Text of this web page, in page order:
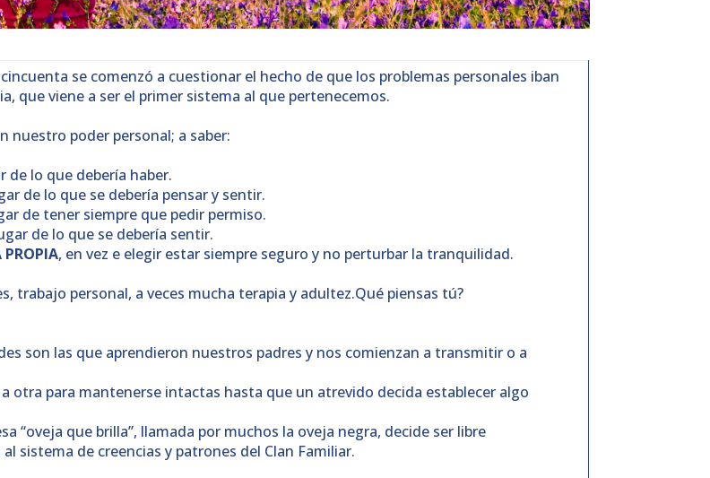
se comenzó a cuestionar el hecho de que los problemas personales iban
que viene a ser el primer sistema al que pertenecemos.
nuestro poder personal; a saber:
de lo que debería haber.
de lo que se debería pensar y sentir.
de tener siempre que pedir permiso.
de lo que se debería sentir.
PROPIA, en vez e elegir estar siempre seguro y no perturbar la tranquilidad.
trabajo personal, a veces mucha terapia y adultez.Qué piensas tú?
son las que aprendieron nuestros padres y nos comienzan a transmitir o a
otra para mantenerse intactas hasta que un atrevido decida establecer algo
“oveja que brilla”, llamada por muchos la oveja negra, decide ser libre
sistema de creencias y patrones del Clan Familiar.